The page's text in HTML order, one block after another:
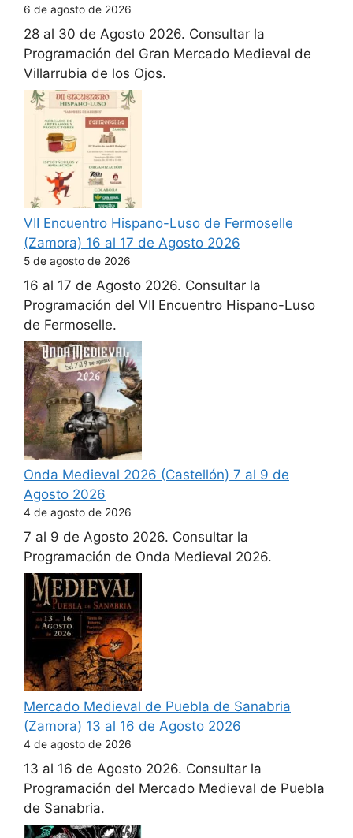
6 de agosto de 2026
28 al 30 de Agosto 2026. Consultar la
Programación del Gran Mercado Medieval de
Villarrubia de los Ojos.
VII Encuentro Hispano-Luso de Fermoselle
(Zamora) 16 al 17 de Agosto 2026
5 de agosto de 2026
16 al 17 de Agosto 2026. Consultar la
Programación del VII Encuentro Hispano-Luso
de Fermoselle.
Onda Medieval 2026 (Castellón) 7 al 9 de
Agosto 2026
4 de agosto de 2026
7 al 9 de Agosto 2026. Consultar la
Programación de Onda Medieval 2026.
Mercado Medieval de Puebla de Sanabria
(Zamora) 13 al 16 de Agosto 2026
4 de agosto de 2026
13 al 16 de Agosto 2026. Consultar la
Programación del Mercado Medieval de Puebla
de Sanabria.